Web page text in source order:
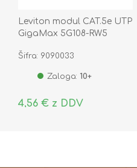
Leviton modul CAT.5e UTP
GigaMax 5G108-RW5
Šifra: 9090033
Zaloga: 10+
4,56 € z DDV